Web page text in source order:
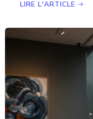
LIRE L'ARTICLE